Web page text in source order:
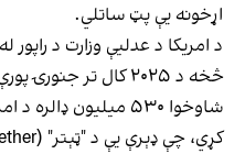
اړخونه یې پټ ساتلي.
څخه د ۲۰۲۵ کال تر
شاوخوا ۵۳۰ میلیون